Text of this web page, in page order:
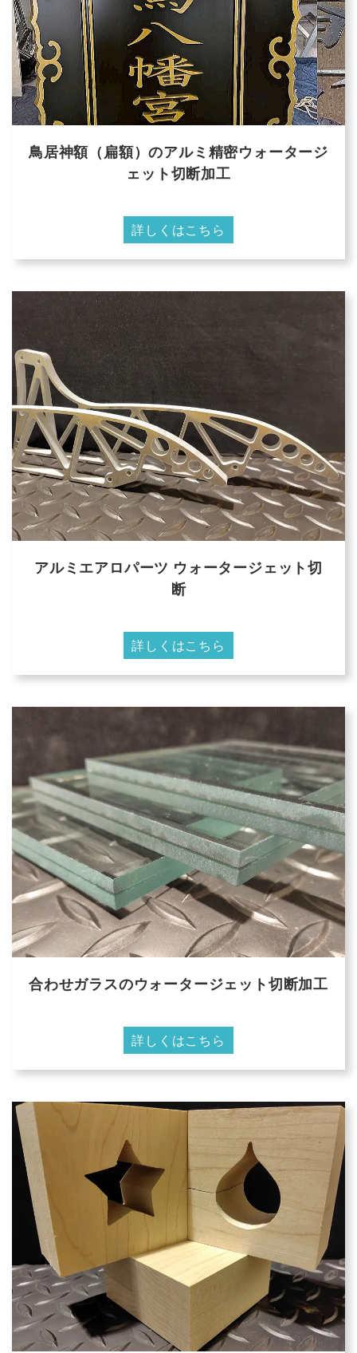
鳥居神額（扁額）のアルミ精密ウォータージ
ェット切断加工
詳しくはこちら
アルミエアロパーツ ウォータージェット切
断
詳しくはこちら
合わせガラスのウォータージェット切断加工
詳しくはこちら